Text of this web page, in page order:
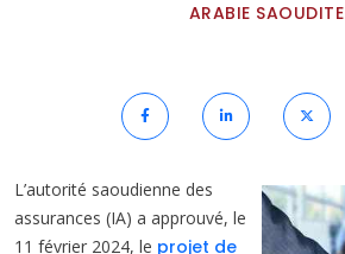
ARABIE SAOUDITE
L’autorité saoudienne des
assurances (IA) a approuvé, le
11 février 2024, le projet de